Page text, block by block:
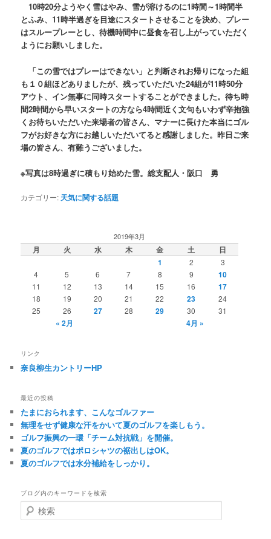
10時20分ようやく雪はやみ、雪が溶けるのに1時間～1時間半
とふみ、11時半過ぎを目途にスタートさせることを決め、プレー
はスループレーとし、待機時間中に昼食を召し上がっていただく
ようにお願いしました。
「この雪ではプレーはできない」と判断されお帰りになった組
も１０組ほどありましたが、残っていただいた24組が11時50分
アウト、イン無事に同時スタートすることができました。待ち時
間2時間から早いスタートの方なら4時間近く文句もいわず辛抱強
くお待ちいただいた来場者の皆さん、マナーに長けた本当にゴル
フがお好きな方にお越しいただいてると感謝しました。昨日ご来
場の皆さん、有難うございました。
※写真は8時過ぎに積もり始めた雪。総支配人・阪口 勇
カテゴリー: 天気に関する話題
2019年3月
月 火 水 木 金 土
日
1
2
3
4
5 6 7 8 9 10
11 12 13 14 15 16 17
18 19 20 21 22 23
24
25
26 27 28 29 30 31
« 2月 4月 »
リンク
奈良柳生カントリーHP
最近の投稿
たまにおられます、こんなゴルファー
無理をせず健康な汗をかいて夏のゴルフを楽しもう。
ゴルフ振興の一環「チーム対抗戦」を開催。
夏のゴルフではポロシャツの裾出しはOK。
夏のゴルフでは水分補給をしっかり。
ブログ内のキーワードを検索
検
索